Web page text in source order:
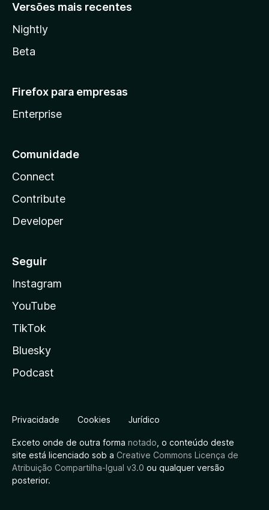
Versões mais recentes
Nightly
Beta
Firefox para empresas
Enterprise
Comunidade
Connect
Contribute
Developer
Seguir
Instagram
YouTube
TikTok
Bluesky
Podcast
Privacidade Cookies Jurídico
Exceto onde de outra forma notado , o conteúdo deste
site está licenciado sob a Creative Commons Licença de
Atribuição Compartilha-Igual v3.0 ou qualquer versão
posterior.